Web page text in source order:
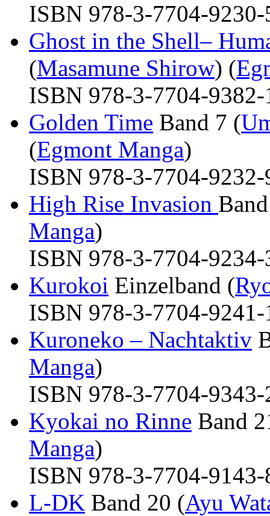
ISBN 978-3-7704-9230-
Ghost in the Shell–
(Masamune Shirow) (
ISBN 978-3-7704-9382-
Golden Time Band 7 (
(Egmont Manga)
ISBN 978-3-7704-9232-
High Rise Invasion
Manga)
ISBN 978-3-7704-9234-
Kurokoi Einzelband (
ISBN 978-3-7704-9241-
Kuroneko – Nachtaktiv
Manga)
ISBN 978-3-7704-9343-
Kyokai no Rinne Band
Manga)
ISBN 978-3-7704-9143-
L-DK Band 20 (Ayu